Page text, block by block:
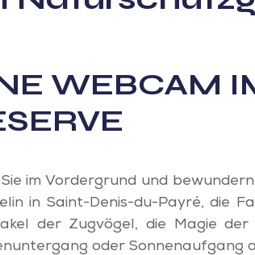
WEBCAM
Sie im Vordergrund und
in Saint-Denis-du-Payré, die
der Zugvögel, die Magie
oder Sonnenaufgang